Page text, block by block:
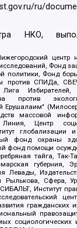
ru/
НКО,
центр
Фонд
политики, Фонд
СПИДа,
Лига
против
Ерушалаим"
массовой
Центр
глобализации
фонд охраны
фонд помощи
тайга, Так-
губерния,
Левады,
Рылькова, Сфера,
Институт
гражданских
социологических